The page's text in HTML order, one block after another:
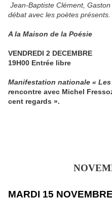
Jean-Baptiste Clément,
débat avec les poètes présents.
A la Maison de la Poésie
VENDREDI 2 DECEMBRE
19H00 Entrée libre
Manifestation nationale «
rencontre avec Michel
cent regards ».
MARDI 15 NOVEMBRE